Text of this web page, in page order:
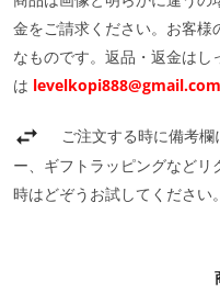
金をご請求ください。お客様
なものです。返品・返金は
は levelkopi888@gmail.com
ご注文する時に備考
ー、ギフトラッピングなど
時はどぞうお試してください。